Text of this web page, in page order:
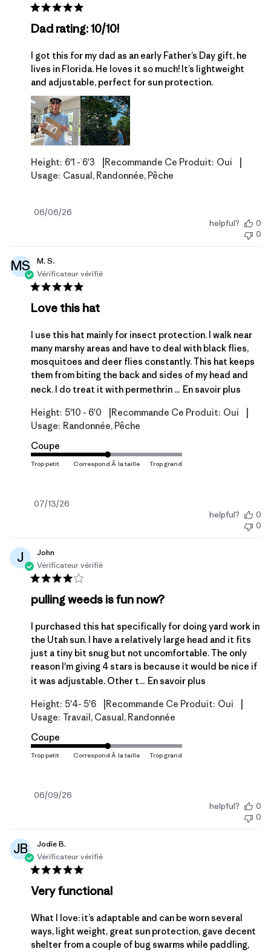
Dad rating: 10/10!
I got this for my dad as an early Father’s Day gift, he
lives in Florida. He loves it so much! It’s lightweight
and adjustable, perfect for sun protection.
Height: 6'1 - 6'3 Recommande Ce Produit: Oui
Usage: Casual, Randonnée, Pêche
Date
06/06/26
helpful?
0
0
MS
M. S.
Vérificateur vérifié
Love this hat
I use this hat mainly for insect protection. I walk near
many marshy areas and have to deal with black flies,
mosquitoes and deer flies constantly. This hat keeps
them from biting the back and sides of my head and
neck. I do treat it with permethrin ... En savoir plus
Height: 5'10 - 6'0 Recommande Ce Produit: Oui
Usage: Randonnée, Pêche
Coupe
Date
07/13/26
helpful?
0
0
J
John
Vérificateur vérifié
pulling weeds is fun now?
I purchased this hat specifically for doing yard work in
the Utah sun. I have a relatively large head and it fits
just a tiny bit snug but not uncomfortable. The only
reason I'm giving 4 stars is because it would be nice if
it was adjustable. Other t... En savoir plus
Height: 5'4- 5'6 Recommande Ce Produit: Oui
Usage: Travail, Casual, Randonnée
Coupe
Date
06/09/26
helpful?
0
0
JB
Jodie B.
Vérificateur vérifié
Very functional
What I love: it’s adaptable and can be worn several
ways, light weight, great sun protection, gave decent
shelter from a couple of bug swarms while paddling,